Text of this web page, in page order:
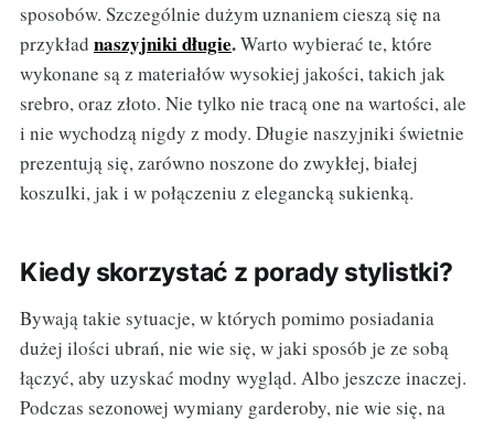
sposobów. Szczególnie dużym uznaniem cieszą się na
przykład naszyjniki długie.Warto wybierać te, które
wykonane są z materiałów wysokiej jakości, takich jak
srebro, oraz złoto. Nie tylko nie tracą one na wartości, ale
i nie wychodzą nigdy z mody. Długie naszyjniki świetnie
prezentują się, zarówno noszone do zwykłej, białej
koszulki, jak i w połączeniu z elegancką sukienką.
Kiedy skorzystać z porady stylistki?
Bywają takie sytuacje, w których pomimo posiadania
dużej ilości ubrań, nie wie się, w jaki sposób je ze sobą
łączyć, aby uzyskać modny wygląd. Albo jeszcze inaczej.
Podczas sezonowej wymiany garderoby, nie wie się, na